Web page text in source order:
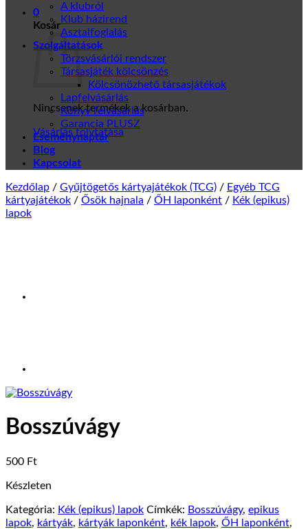
0
Kosár
Nincsenek termékek a kosárban.
Vásárlás folytatása
A klubról
Klub házirend
Asztalfoglalás
Szolgáltatások
Törzsvásárlói rendszer
Társasjáték kölcsönzés
Kölcsönözhető társasjátékok
Lapfelvásárlás
Könyv felvásárlás
Garancia PLUSZ
Eseménynaptár
Blog
Kapcsolat
Kezdőlap / Gyűjtögetős kártyajátékok (TCG) / Egyéb TCG
kártyajátékok / Ősök hajnala / ŐH laponként / Kék (epikus)
lapok
Bosszúvágy
500 Ft
Készleten
Kategória: Kék (epikus) lapok Címkék: Bosszúvágy, epikus
lapok, kártyák, kártyák laponként, kék lapok, ŐH laponként,